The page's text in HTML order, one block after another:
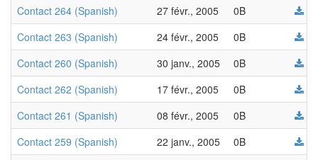
Contact 264 (Spanish)
27 févr., 2005
0B
Contact 263 (Spanish)
24 févr., 2005
0B
Contact 260 (Spanish)
30 janv., 2005
0B
Contact 262 (Spanish)
17 févr., 2005
0B
Contact 261 (Spanish)
08 févr., 2005
0B
Contact 259 (Spanish)
22 janv., 2005
0B